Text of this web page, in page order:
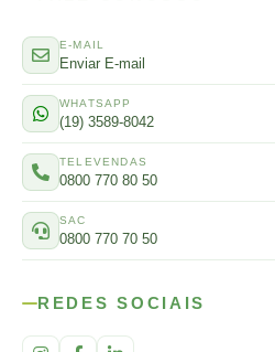
E-MAIL
Enviar E-mail
WHATSAPP
(19) 3589-8042
TELEVENDAS
0800 770 80 50
SAC
0800 770 70 50
REDES SOCIAIS